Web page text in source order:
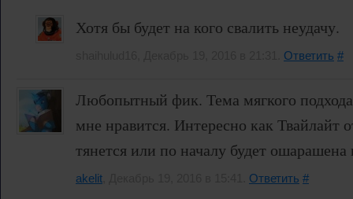
Хотя бы будет на кого свалить неудачу.
Ответить #
Любопытный фик. Тема мягкого
мне нравится. Интересно как Твайлайт
тянется или по началу будет
akelit Ответить #